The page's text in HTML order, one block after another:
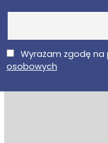
E-MailWyrażam zgodę na
osobowych